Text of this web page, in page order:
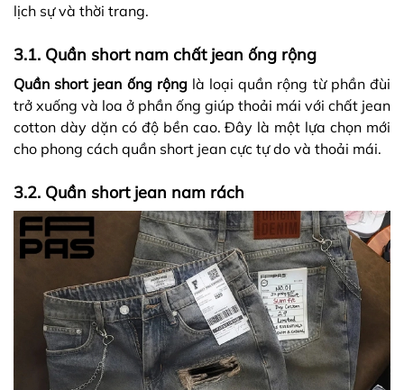
lịch sự và thời trang.
3.1. Quần short nam chất jean ống rộng
Quần short jean ống rộnglà loại quần rộng từ phần đùi
trở xuống và loa ở phần ống giúp thoải mái với chất jean
cotton dày dặn có độ bền cao. Đây là một lựa chọn mới
cho phong cách quần short jean cực tự do và thoải mái.
3.2. Quần short jean nam rách